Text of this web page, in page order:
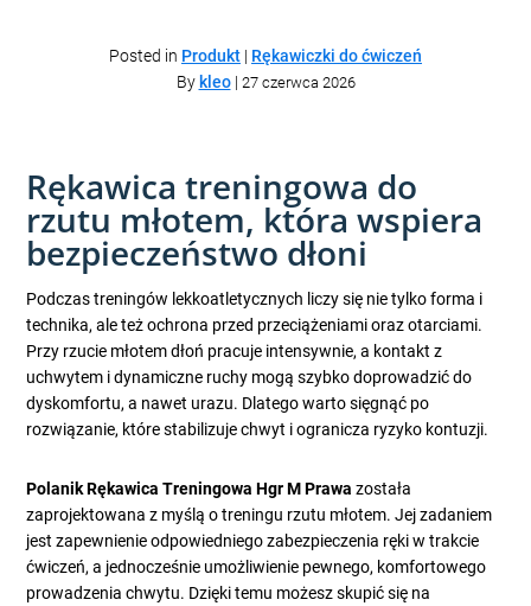
Posted in Produkt | Rękawiczki do ćwiczeń
By kleo| 27 czerwca 2026
Rękawica treningowa do
rzutu młotem, która wspiera
bezpieczeństwo dłoni
Podczas treningów lekkoatletycznych liczy się nie tylko forma i
technika, ale też ochrona przed przeciążeniami oraz otarciami.
Przy rzucie młotem dłoń pracuje intensywnie, a kontakt z
uchwytem i dynamiczne ruchy mogą szybko doprowadzić do
dyskomfortu, a nawet urazu. Dlatego warto sięgnąć po
rozwiązanie, które stabilizuje chwyt i ogranicza ryzyko kontuzji.
Polanik Rękawica Treningowa Hgr M Prawa została
zaprojektowana z myślą o treningu rzutu młotem. Jej zadaniem
jest zapewnienie odpowiedniego zabezpieczenia ręki w trakcie
ćwiczeń, a jednocześnie umożliwienie pewnego, komfortowego
prowadzenia chwytu. Dzięki temu możesz skupić się na